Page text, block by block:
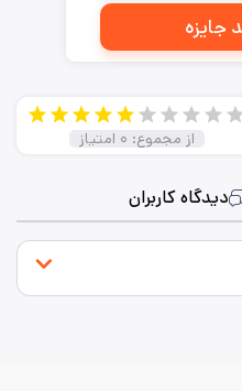
جایزه
دیدگاه کاربران
از مجموع: ۰ امتیاز